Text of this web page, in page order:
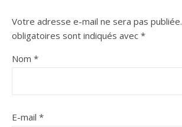
Votre adresse e-mail ne sera pas publiée.
obligatoires sont indiqués avec *
Nom *
E-mail *